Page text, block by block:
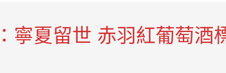
寧夏留世 赤羽紅葡萄酒